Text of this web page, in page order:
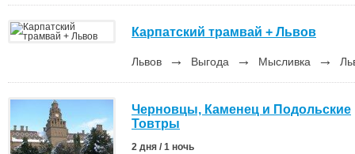
Карпатский трамвай + Львов
Львов → Выгода → Мысливка →
Черновцы, Каменец и Подольские
Товтры
2 дня / 1 ночь